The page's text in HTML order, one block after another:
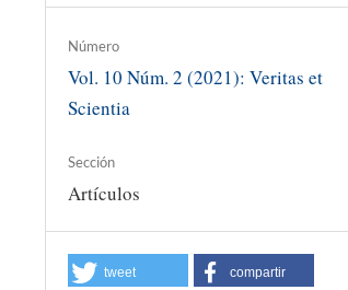
Número
Vol. 10 Núm. 2 (2021): Veritas et
Scientia
Sección
Artículos
tweet compartir